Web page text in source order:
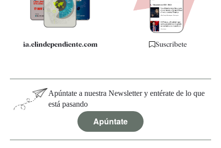
Especificaciones
ia.elindependiente.com Suscríbete
Apúntate a nuestra Newsletter y entérate de lo que
está pasando
Apúntate